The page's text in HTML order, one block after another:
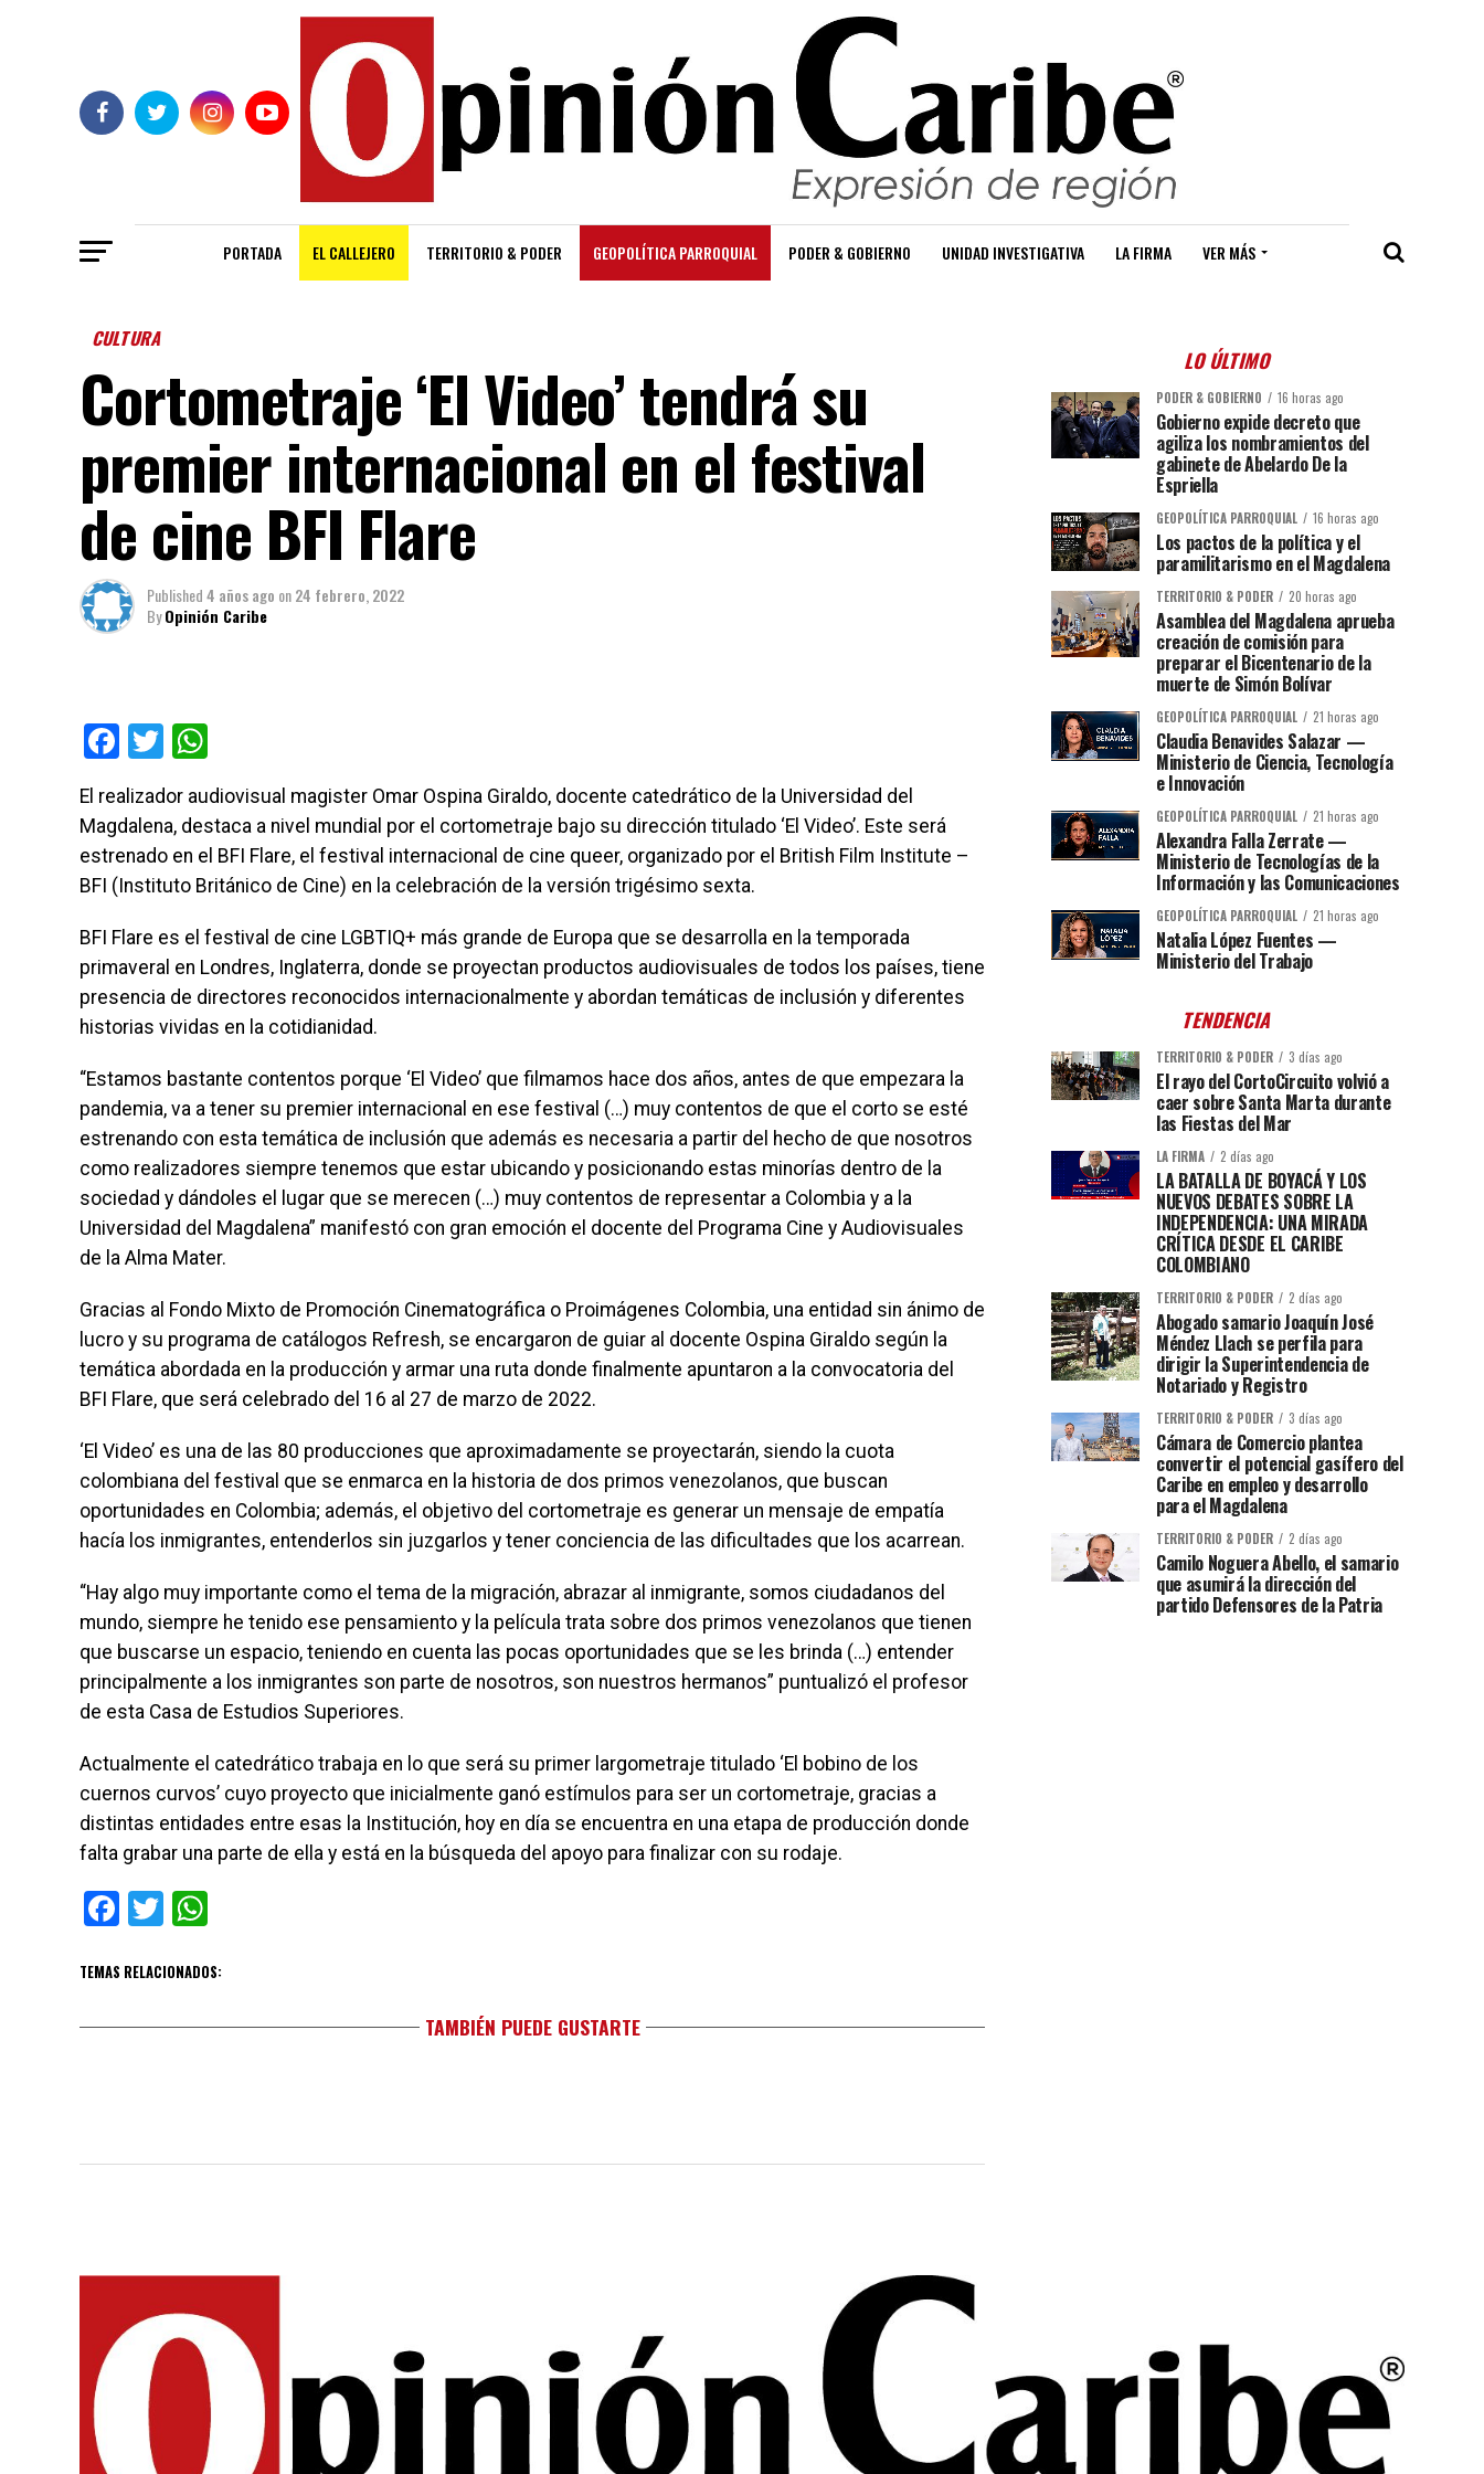
PORTADA EL CALLEJERO TERRITORIO & PODER GEOPOLÍTICA PARROQUIAL PODER & GOBIERNO UNIDAD INVESTIGATIVA LA FIRMA VER MÁS
CULTURA
Cortometraje ‘El Video’ tendrá su
premier internacional en el festival
de cine BFI Flare
Published4 años ago on24 febrero, 2022
ByOpinión Caribe
Facebook
Twitter
El realizador audiovisual magister Omar Ospina Giraldo, docente catedrático de la Universidad del
Magdalena, destaca a nivel mundial por el cortometraje bajo su dirección titulado ‘El Video’. Este será
estrenado en el BFI Flare, el festival internacional de cine queer, organizado por el British Film Institute –
BFI (Instituto Británico de Cine) en la celebración de la versión trigésimo sexta.
BFI Flare es el festival de cine LGBTIQ+ más grande de Europa que se desarrolla en la temporada
primaveral en Londres, Inglaterra, donde se proyectan productos audiovisuales de todos los países, tiene
presencia de directores reconocidos internacionalmente y abordan temáticas de inclusión y diferentes
historias vividas en la cotidianidad.
“Estamos bastante contentos porque ‘El Video’ que filmamos hace dos años, antes de que empezara la
pandemia, va a tener su premier internacional en ese festival (…) muy contentos de que el corto se esté
estrenando con esta temática de inclusión que además es necesaria a partir del hecho de que nosotros
como realizadores siempre tenemos que estar ubicando y posicionando estas minorías dentro de la
sociedad y dándoles el lugar que se merecen (…) muy contentos de representar a Colombia y a la
Universidad del Magdalena” manifestó con gran emoción el docente del Programa Cine y Audiovisuales
de la Alma Mater.
Gracias al Fondo Mixto de Promoción Cinematográfica o Proimágenes Colombia, una entidad sin ánimo de
lucro y su programa de catálogos Refresh, se encargaron de guiar al docente Ospina Giraldo según la
temática abordada en la producción y armar una ruta donde finalmente apuntaron a la convocatoria del
BFI Flare, que será celebrado del 16 al 27 de marzo de 2022.
‘El Video’ es una de las 80 producciones que aproximadamente se proyectarán, siendo la cuota
colombiana del festival que se enmarca en la historia de dos primos venezolanos, que buscan
oportunidades en Colombia; además, el objetivo del cortometraje es generar un mensaje de empatía
hacía los inmigrantes, entenderlos sin juzgarlos y tener conciencia de las dificultades que los acarrean.
“Hay algo muy importante como el tema de la migración, abrazar al inmigrante, somos ciudadanos del
mundo, siempre he tenido ese pensamiento y la película trata sobre dos primos venezolanos que tienen
que buscarse un espacio, teniendo en cuenta las pocas oportunidades que se les brinda (…) entender
principalmente a los inmigrantes son parte de nosotros, son nuestros hermanos” puntualizó el profesor
de esta Casa de Estudios Superiores.
Actualmente el catedrático trabaja en lo que será su primer largometraje titulado ‘El bobino de los
cuernos curvos’ cuyo proyecto que inicialmente ganó estímulos para ser un cortometraje, gracias a
distintas entidades entre esas la Institución, hoy en día se encuentra en una etapa de producción donde
falta grabar una parte de ella y está en la búsqueda del apoyo para finalizar con su rodaje.
Facebook
Twitter
TEMAS RELACIONADOS:
TAMBIÉN PUEDE GUSTARTE
LO ÚLTIMO
PODER & GOBIERNO 16 horas ago
Gobierno expide decreto que
agiliza los nombramientos del
gabinete de Abelardo De la
Espriella
GEOPOLÍTICA PARROQUIAL 16 horas ago
Los pactos de la política y el
paramilitarismo en el Magdalena
TERRITORIO & PODER 20 horas ago
Asamblea del Magdalena aprueba
creación de comisión para
preparar el Bicentenario de la
muerte de Simón Bolívar
GEOPOLÍTICA PARROQUIAL 21 horas ago
Claudia Benavides Salazar —
Ministerio de Ciencia, Tecnología
e Innovación
GEOPOLÍTICA PARROQUIAL 21 horas ago
Alexandra Falla Zerrate —
Ministerio de Tecnologías de la
Información y las Comunicaciones
GEOPOLÍTICA PARROQUIAL 21 horas ago
Natalia López Fuentes —
Ministerio del Trabajo
TENDENCIA
TERRITORIO & PODER 3 días ago
El rayo del CortoCircuito volvió a
caer sobre Santa Marta durante
las Fiestas del Mar
LA FIRMA 2 días ago
LA BATALLA DE BOYACÁ Y LOS
NUEVOS DEBATES SOBRE LA
INDEPENDENCIA: UNA MIRADA
CRÍTICA DESDE EL CARIBE
COLOMBIANO
TERRITORIO & PODER 2 días ago
Abogado samario Joaquín José
Méndez Llach se perfila para
dirigir la Superintendencia de
Notariado y Registro
TERRITORIO & PODER 3 días ago
Cámara de Comercio plantea
convertir el potencial gasífero del
Caribe en empleo y desarrollo
para el Magdalena
TERRITORIO & PODER 2 días ago
Camilo Noguera Abello, el samario
que asumirá la dirección del
partido Defensores de la Patria